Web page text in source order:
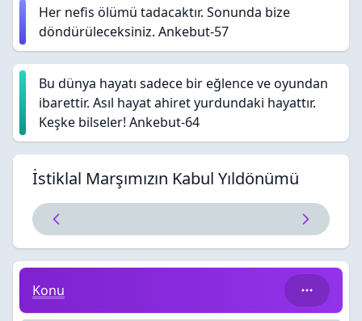
Her nefis ölümü tadacaktır. Sonunda bize
döndürüleceksiniz. Ankebut-57
Bu dünya hayatı sadece bir eğlence ve oyundan
ibarettir. Asıl hayat ahiret yurdundaki hayattır.
Keşke bilseler! Ankebut-64
İstiklal Marşımızın Kabul Yıldönümü
İstiklal Marşımızın Kabul Yıldönümü
Konu